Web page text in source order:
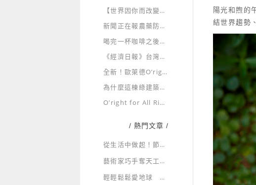
陽光和煦的
結世界趨勢
【世界因你而改變】TogetherGreener
新聞正在報農藥防蚊液，而你每天擦在孩子身上的那瓶，真的了解成分嗎？
喝完一杯咖啡之後，故事還沒有結束
《經濟日報》台灣首家美妝業者 歐萊德全產品PIF建置
全新！歐萊德O’right 經典四胜肽養髮液
為什麼這棟綠建築每天有人參訪？
O’right for All Rights 為所有生命的美好而存在
/ 熱門文章 /
從生活中做起！節約用水，省水大作戰！
藝術家巧手奪天工 環保藝術展新貌
輕輕鬆鬆愛地球 一起走入綠生活